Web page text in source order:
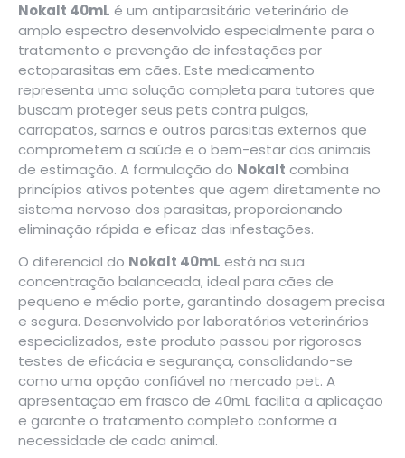
Nokalt 40mL é um antiparasitário veterinário de
amplo espectro desenvolvido especialmente para o
tratamento e prevenção de infestações por
ectoparasitas em cães. Este medicamento
representa uma solução completa para tutores que
buscam proteger seus pets contra pulgas,
carrapatos, sarnas e outros parasitas externos que
comprometem a saúde e o bem-estar dos animais
de estimação. A formulação do Nokalt combina
princípios ativos potentes que agem diretamente no
sistema nervoso dos parasitas, proporcionando
eliminação rápida e eficaz das infestações.
O diferencial do Nokalt 40mL está na sua
concentração balanceada, ideal para cães de
pequeno e médio porte, garantindo dosagem precisa
e segura. Desenvolvido por laboratórios veterinários
especializados, este produto passou por rigorosos
testes de eficácia e segurança, consolidando-se
como uma opção confiável no mercado pet. A
apresentação em frasco de 40mL facilita a aplicação
e garante o tratamento completo conforme a
necessidade de cada animal.